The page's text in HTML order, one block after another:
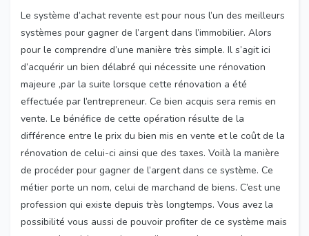
Le système d’achat revente est pour nous l’un des meilleurs
systèmes pour gagner de l’argent dans l’immobilier. Alors
pour le comprendre d’une manière très simple. Il s’agit ici
d’acquérir un bien délabré qui nécessite une rénovation
majeure ,par la suite lorsque cette rénovation a été
effectuée par l’entrepreneur. Ce bien acquis sera remis en
vente. Le bénéfice de cette opération résulte de la
différence entre le prix du bien mis en vente et le coût de la
rénovation de celui-ci ainsi que des taxes. Voilà la manière
de procéder pour gagner de l’argent dans ce système. Ce
métier porte un nom, celui de marchand de biens. C’est une
profession qui existe depuis très longtemps. Vous avez la
possibilité vous aussi de pouvoir profiter de ce système mais